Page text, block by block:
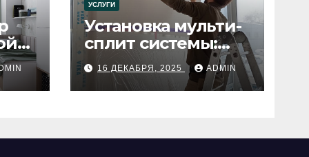
УСЛУГИ
Установка мульти-
сплит системы:
пошаговое
руководство
16 ДЕКАБРЯ, 2025 ADMIN